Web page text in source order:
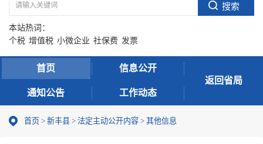
本站热词：
个税 增值税 小微企业 社保费 发票
首页 信息公开
通知公告 工作动态
返回省局
首页 > 新丰县 > 法定主动公开内容 > 其他信息